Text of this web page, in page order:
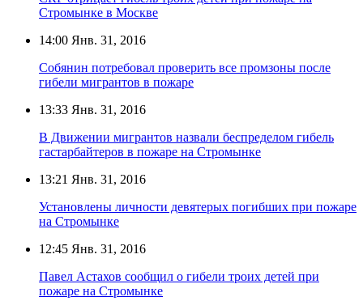
Стромынке в Москве
14:00 Янв. 31, 2016
Собянин потребовал проверить все промзоны после
гибели мигрантов в пожаре
13:33 Янв. 31, 2016
В Движении мигрантов назвали беспределом гибель
гастарбайтеров в пожаре на Стромынке
13:21 Янв. 31, 2016
Установлены личности девятерых погибших при пожаре
на Стромынке
12:45 Янв. 31, 2016
Павел Астахов сообщил о гибели троих детей при
пожаре на Стромынке